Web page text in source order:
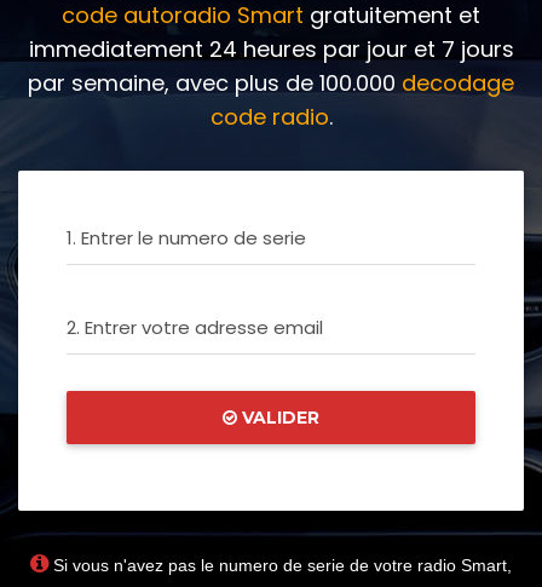
code autoradio Smart gratuitement et
immediatement 24 heures par jour et 7 jours
par semaine, avec plus de 100.000 decodage
code radio.
1. Entrer le numero de serie
2. Entrer votre adresse email
VALIDER
Si vous n'avez pas le numero de serie de votre radio Smart,